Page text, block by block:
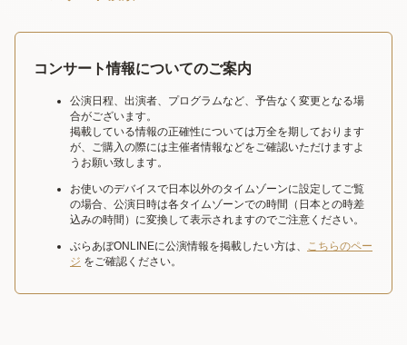
コンサート情報についてのご案内
公演日程、出演者、プログラムなど、予告なく変更となる場
合がございます。
掲載している情報の正確性については万全を期しております
が、ご購入の際には主催者情報などをご確認いただけますよ
うお願い致します。
お使いのデバイスで日本以外のタイムゾーンに設定してご覧
の場合、公演日時は各タイムゾーンでの時間（日本との時差
込みの時間）に変換して表示されますのでご注意ください。
ぶらあぼONLINEに公演情報を掲載したい方は、 こちらのペー
ジ をご確認ください。